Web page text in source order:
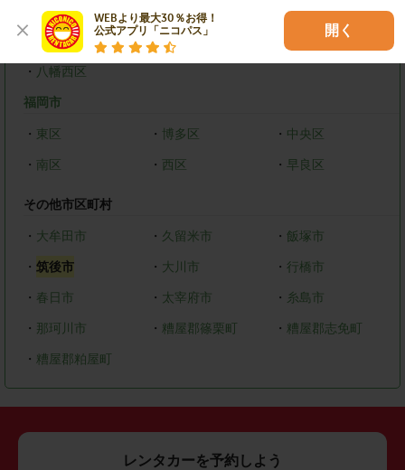
WEBより最大30％お得！
公式アプリ「ニコパス」
開く
北九州市
・ 戸畑区 ・ 小倉北区 ・ 八幡東区
・ 八幡西区
福岡市
・ 東区 ・ 博多区 ・ 中央区
・ 南区 ・ 西区 ・早良区
その他市区町村
・ 大牟田市 ・ 久留米市 ・ 飯塚市
・ 筑後市 ・ 大川市 ・行橋市
・ 春日市 ・ 太宰府市 ・ 糸島市
・ 那珂川市 ・ 糟屋郡篠栗町 ・ 糟屋郡志免町
・ 糟屋郡粕屋町
レンタカーを予約しよう